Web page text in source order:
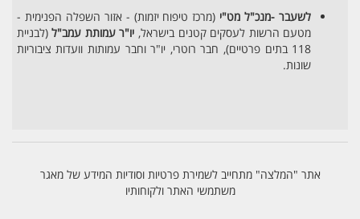
לשעבר -מנכ"ל מט"י (מרכז טיפוח יזמות) - אזור השפלה הפנימית -
מטעם הרשות לעסקים קטנים בישראל, יו"ר עמותת עמב"ל(לבניית
118 בתים פרטיים), חבר רוטרי, יו"ר וחבר עמותות וועדות ציבוריות
שונות.
אתר "המלצה" מתחייב לשמירת פרטיות וסודיות המידע של מאגר
משתמשי האתר ולקוחותיו